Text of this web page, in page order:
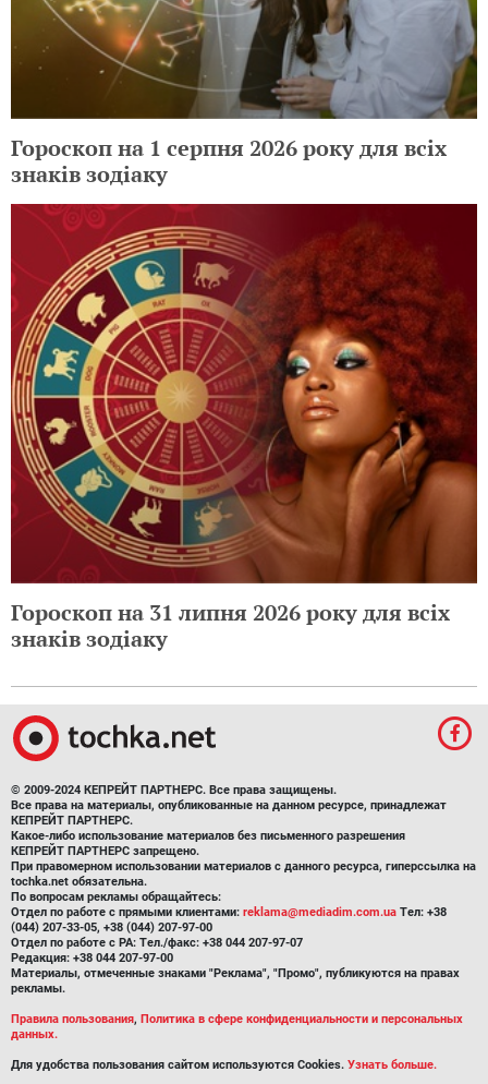
Гороскоп на 1 серпня 2026 року для всіх
знаків зодіаку
Гороскоп на 31 липня 2026 року для всіх
знаків зодіаку
© 2009-2024 КЕПРЕЙТ ПАРТНЕРС. Все права защищены.
Все права на материалы, опубликованные на данном ресурсе, принадлежат
КЕПРЕЙТ ПАРТНЕРС.
Какое-либо использование материалов без письменного разрешения
КЕПРЕЙТ ПАРТНЕРС запрещено.
При правомерном использовании материалов с данного ресурса, гиперссылка на
tochka.net обязательна.
По вопросам рекламы обращайтесь:
Отдел по работе с прямыми клиентами: reklama@mediadim.com.ua Тел: +38
(044) 207-33-05, +38 (044) 207-97-00
Отдел по работе с РА: Тел./факс: +38 044 207-97-07
Редакция: +38 044 207-97-00
Материалы, отмеченные знаками "Реклама", "Промо", публикуются на правах
рекламы.
Правила пользования, Политика в сфере конфиденциальности и персональных
данных.
Для удобства пользования сайтом используются Cookies. Узнать больше.